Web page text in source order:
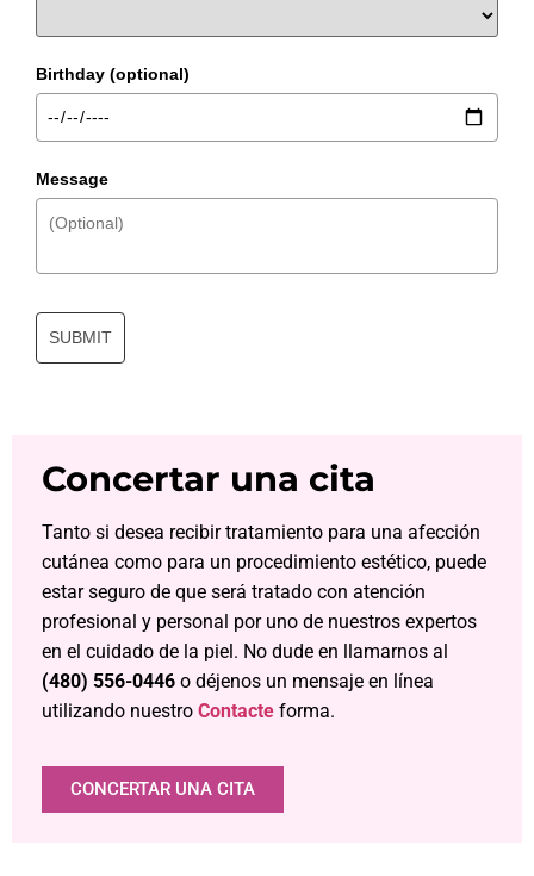
Birthday (optional)
Message
SUBMIT
Concertar una cita
Tanto si desea recibir tratamiento para una afección
cutánea como para un procedimiento estético, puede
estar seguro de que será tratado con atención
profesional y personal por uno de nuestros expertos
en el cuidado de la piel. No dude en llamarnos al
(480) 556-0446 o déjenos un mensaje en línea
utilizando nuestro Contacte forma.
CONCERTAR UNA CITA